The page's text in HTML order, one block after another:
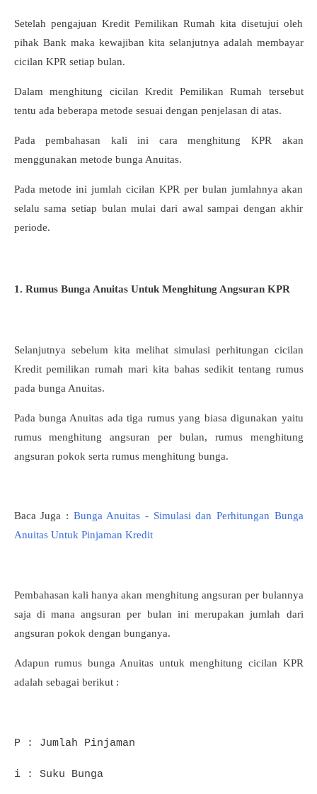
Setelah pengajuan Kredit Pemilikan Rumah kita disetujui oleh
pihak Bank maka kewajiban kita selanjutnya adalah membayar
cicilan KPR setiap bulan.
Dalam menghitung cicilan Kredit Pemilikan Rumah tersebut
tentu ada beberapa metode sesuai dengan penjelasan di atas.
Pada pembahasan kali ini cara menghitung KPR akan
menggunakan metode bunga Anuitas.
Pada metode ini jumlah cicilan KPR per bulan jumlahnya akan
selalu sama setiap bulan mulai dari awal sampai dengan akhir
periode.
1. Rumus Bunga Anuitas Untuk Menghitung Angsuran KPR
Selanjutnya sebelum kita melihat simulasi perhitungan cicilan
Kredit pemilikan rumah mari kita bahas sedikit tentang rumus
pada bunga Anuitas.
Pada bunga Anuitas ada tiga rumus yang biasa digunakan yaitu
rumus menghitung angsuran per bulan, rumus menghitung
angsuran pokok serta rumus menghitung bunga.
Baca Juga : Bunga Anuitas - Simulasi dan Perhitungan Bunga
Anuitas Untuk Pinjaman Kredit
Pembahasan kali hanya akan menghitung angsuran per bulannya
saja di mana angsuran per bulan ini merupakan jumlah dari
angsuran pokok dengan bunganya.
Adapun rumus bunga Anuitas untuk menghitung cicilan KPR
adalah sebagai berikut :
P : Jumlah Pinjaman
i : Suku Bunga